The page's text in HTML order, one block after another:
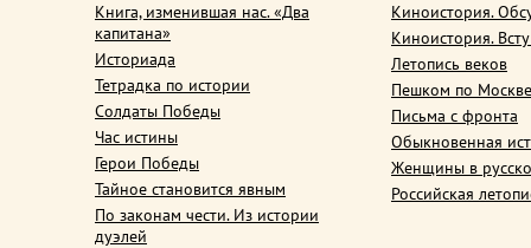
Книга, изменившая нас. «Два
капитана»
Историада
Тетрадка по истории
Солдаты Победы
Час истины
Герои Победы
Тайное становится явным
По законам чести. Из истории
дуэлей
Киноистория.
Киноистория.
Летопись веков
Пешком по Москве
Письма с фронта
Обыкновенная
Женщины в
Российская